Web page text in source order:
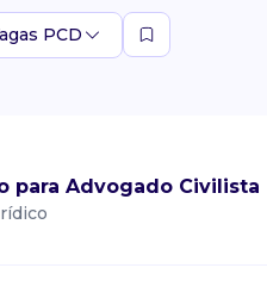
PCD
para Advogado Civilista